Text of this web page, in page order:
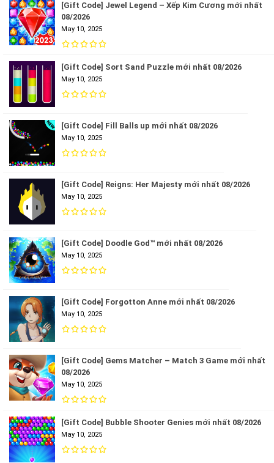
[Gift Code] Jewel Legend – Xếp Kim Cương mới nhất
08/2026
May 10, 2025
[Gift Code] Sort Sand Puzzle mới nhất 08/2026
May 10, 2025
[Gift Code] Fill Balls up mới nhất 08/2026
May 10, 2025
[Gift Code] Reigns: Her Majesty mới nhất 08/2026
May 10, 2025
[Gift Code] Doodle God™ mới nhất 08/2026
May 10, 2025
[Gift Code] Forgotton Anne mới nhất 08/2026
May 10, 2025
[Gift Code] Gems Matcher – Match 3 Game mới nhất
08/2026
May 10, 2025
[Gift Code] Bubble Shooter Genies mới nhất 08/2026
May 10, 2025